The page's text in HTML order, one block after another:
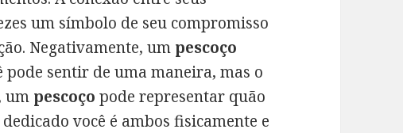
um símbolo de seu compromisso
Negativamente, um pescoço
sentir de uma maneira, mas o
um pescoço pode representar quão
você é ambos fisicamente e